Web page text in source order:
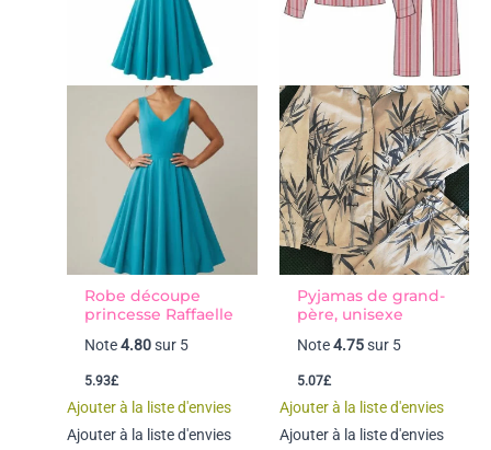
Robe découpe
princesse Raffaelle
Note4.80sur 5
5.93£
Ajouter à la liste d'envies
Ajouter à la liste d'envies
Pyjamas de grand-
père, unisexe
Note4.75sur 5
5.07£
Ajouter à la liste d'envies
Ajouter à la liste d'envies